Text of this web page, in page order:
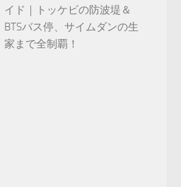
イド｜トッケビの防波堤＆
BTSバス停、サイムダンの生
家まで全制覇！